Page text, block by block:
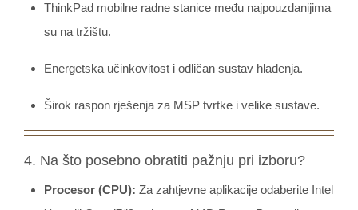
ThinkPad mobilne radne stanice među najpouzdanijima
su na tržištu.
Energetska učinkovitost i odličan sustav hlađenja.
Širok raspon rješenja za MSP tvrtke i velike sustave.
4. Na što posebno obratiti pažnju pri izboru?
Procesor (CPU): Za zahtjevne aplikacije odaberite Intel